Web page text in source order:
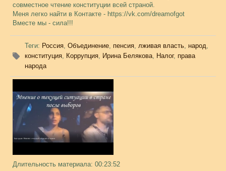
совместное чтение конституции всей страной.
Меня легко найти в Контакте - https://vk.com/dreamofgot
Вместе мы - сила!!!
Теги: Россия, Объединение, пенсия, лживая власть, народ,
конституция, Коррупция, Ирина Белякова, Налог, права
народа
Длительность материала: 00:23:52